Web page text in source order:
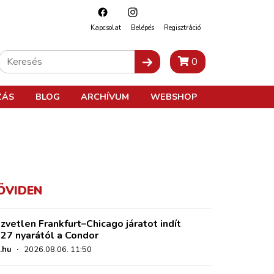
Kapcsolat Belépés Regisztráció
0
BLOG ARCHÍVUM WEBSHOP
Frankfurt–Chicago járatot indít
nyarától a Condor
· 2026.08.06. 11:50